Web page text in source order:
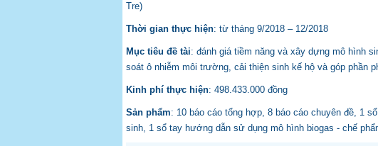
Tre)
Thời gian thực hiện: từ tháng 9/2018 – 12/2018
Mục tiêu đề tài: đánh giá tiềm năng và xây dựng mô hình
soát ô nhiễm môi trường, cải thiện sinh kế hộ và góp phần
Kinh phí thực hiện: 498.433.000 đồng
Sản phẩm: 10 báo cáo tổng hợp, 8 báo cáo chuyên đề, 1
sinh, 1 sổ tay hướng dẫn sử dụng mô hình biogas - chế